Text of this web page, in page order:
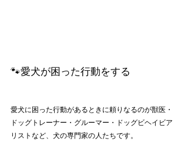
🐾愛犬が困った行動をする
愛犬に困った行動があるときに頼りなるのが獣医・
ドッグトレーナー・グルーマー・ドッグビヘイビア
リストなど、犬の専門家の人たちです。